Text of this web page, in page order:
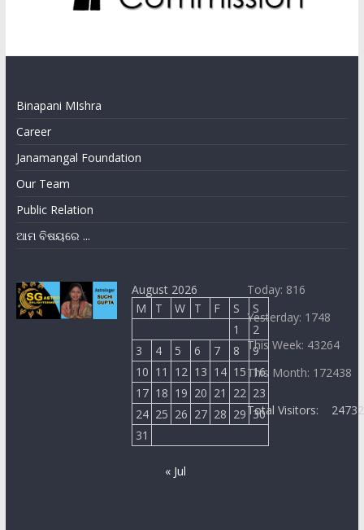
Binapani MIshra
Career
Janamangal Foundation
Our Team
Public Relation
ଆମ ବିଷୟରେ ...
August 2026
M
T W T F S
S
1
2
3
4 5 6 7 8
9
10 11 12 13 14 15 16
17 18 19 20 21 22 23
24 25 26 27 28 29 30
31
« Jul
Today: 816
Yesterday: 1748
This Week: 43264
This Month: 172438
Total Visitors: